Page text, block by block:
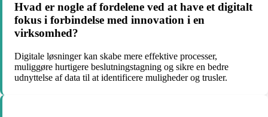
Hvad er nogle af fordelene ved at have et digitalt
fokus i forbindelse med innovation i en
virksomhed?
Digitale løsninger kan skabe mere effektive processer,
muliggøre hurtigere beslutningstagning og sikre en bedre
udnyttelse af data til at identificere muligheder og trusler.